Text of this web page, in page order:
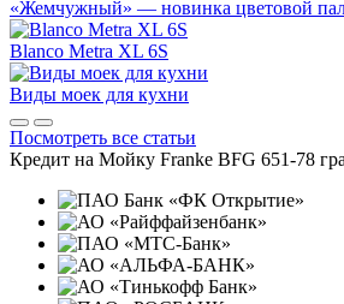
«Жемчужный» — новинка цветовой
Blanco Metra XL 6S
Виды моек для кухни
Посмотреть все статьи
Кредит на Мойку Franke BFG 651-78